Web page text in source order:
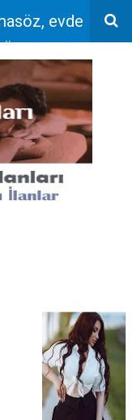
evde